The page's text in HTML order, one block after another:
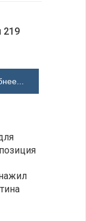
219